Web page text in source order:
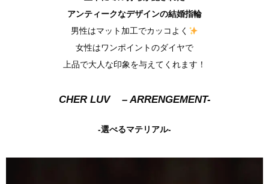
アンティークなデザインの結婚指輪
男性はマット加工でカッコよく
女性はワンポイントのダイヤで
上品で大人な印象を与えてくれます！
CHER LUV – ARRENGEMENT-
-選べるマテリアル-